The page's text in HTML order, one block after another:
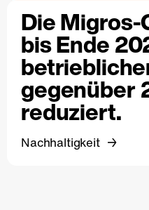
Die
bis Ende
gegenüber
reduziert.
Nachhaltigkeit